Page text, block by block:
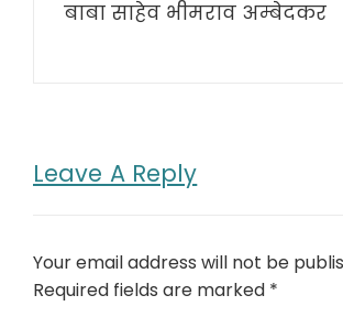
बाबा साहेव भीमराव अम्बेदकर
Leave A Reply
Your email address will not be
Required fields are marked *